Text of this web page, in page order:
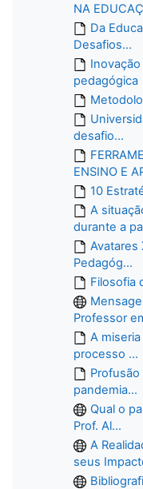
NA
Da
Desafios...
pedagógica
desafio...
ENSINO E
10
A
durante a
Avatares
Pedagóg...
Filosofia
Professor
A
processo ...
pandemia...
Qual o
Prof. Al...
A
seus